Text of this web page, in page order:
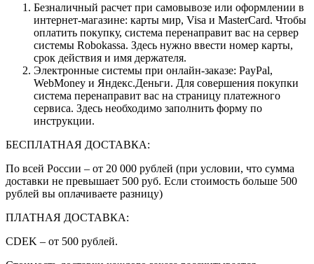
Безналичный расчет при самовывозе или оформлении в
интернет-магазине: карты мир, Visa и MasterCard. Чтобы
оплатить покупку, система перенаправит вас на сервер
системы Robokassa. Здесь нужно ввести номер карты,
срок действия и имя держателя.
Электронные системы при онлайн-заказе: PayPal,
WebMoney и Яндекс.Деньги. Для совершения покупки
система перенаправит вас на страницу платежного
сервиса. Здесь необходимо заполнить форму по
инструкции.
БЕСПЛАТНАЯ ДОСТАВКА:
По всей России – от 20 000 рублей (при условии, что сумма
доставки не превышает 500 руб. Если стоимость больше 500
рублей вы оплачиваете разницу)
ПЛАТНАЯ ДОСТАВКА:
CDEK – от 500 рублей.